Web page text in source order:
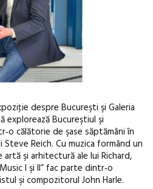
despre Bucureşti şi Galeria
explorează Bucureştiul şi
călătorie de şase săptămâni în
Steve Reich. Cu muzica formând un
şi arhitectură ale lui Richard,
I şi II” fac parte dintr‑o
şi compozitorul John Harle.